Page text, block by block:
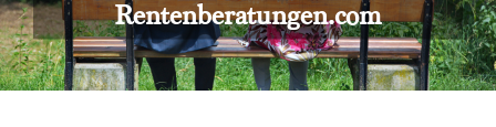
Rentenversicherung
Versicherungsberatung
Rentenberatungen.com